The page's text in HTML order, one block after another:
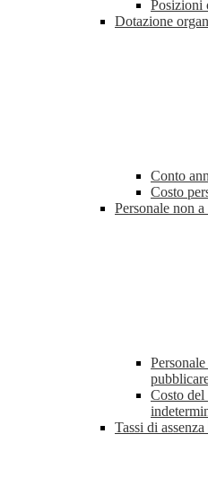
Posizioni
Dotazione
Conto
Costo
Personale non
Costo del
Tassi di assenza